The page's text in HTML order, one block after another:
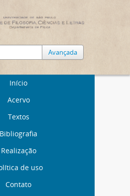
Avançada
Início
Acervo
Textos
Bibliografia
Realização
de uso
Contato